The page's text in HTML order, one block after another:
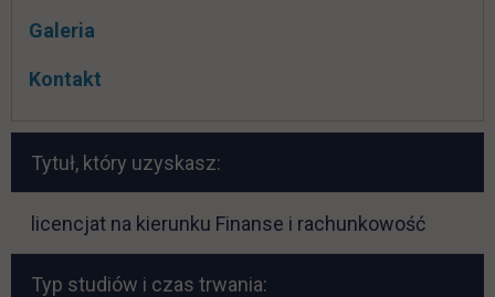
Galeria
Kontakt
Tytuł, który uzyskasz:
licencjat na kierunku Finanse i rachunkowość
Typ studiów i czas trwania: